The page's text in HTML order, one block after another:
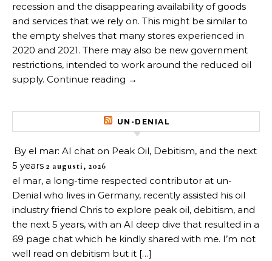
recession and the disappearing availability of goods
and services that we rely on. This might be similar to
the empty shelves that many stores experienced in
2020 and 2021. There may also be new government
restrictions, intended to work around the reduced oil
supply. Continue reading →
UN-DENIAL
By el mar: AI chat on Peak Oil, Debitism, and the next
5 years 2 augusti, 2026
el mar, a long-time respected contributor at un-
Denial who lives in Germany, recently assisted his oil
industry friend Chris to explore peak oil, debitism, and
the next 5 years, with an AI deep dive that resulted in a
69 page chat which he kindly shared with me. I’m not
well read on debitism but it […]